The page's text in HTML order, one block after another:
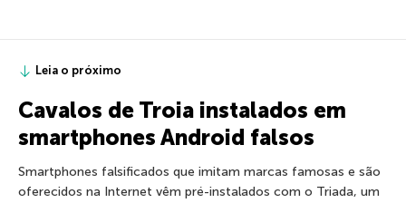
Leia o próximo
Cavalos de Troia instalados em
smartphones Android falsos
Smartphones falsificados que imitam marcas famosas e são
oferecidos na Internet vêm pré-instalados com o Triada, um